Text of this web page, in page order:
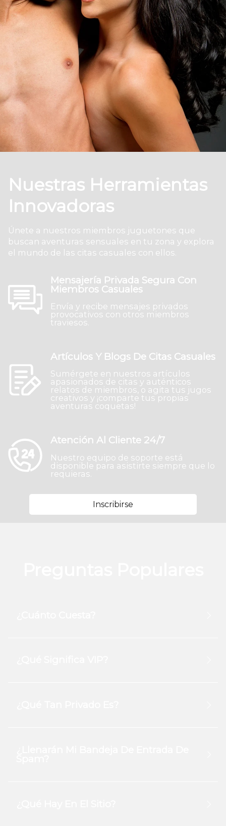
Nuestras Herramientas
Innovadoras
Únete a nuestros miembros juguetones que
buscan aventuras sensuales en tu zona y explora
el mundo de las citas casuales con ellos.
Mensajería Privada Segura Con
Miembros Casuales
Envía y recibe mensajes privados
provocativos con otros miembros
traviesos.
Artículos Y Blogs De Citas Casuales
Sumérgete en nuestros artículos
apasionados de citas y auténticos
relatos de miembros, o agita tus jugos
creativos y ¡comparte tus propias
aventuras coquetas!
Atención Al Cliente 24/7
Nuestro equipo de soporte está
disponible para asistirte siempre que lo
requieras.
Inscribirse